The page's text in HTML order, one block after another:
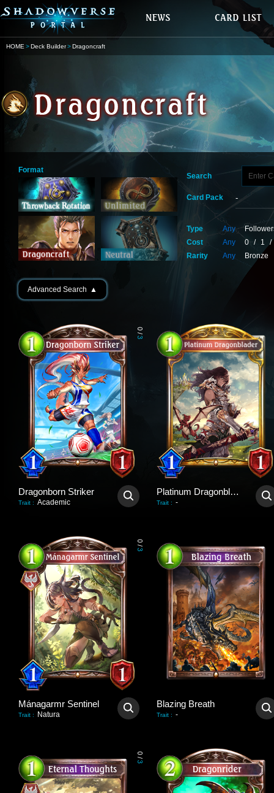
HOME Deck Builder Dragoncraft
Format
Search
Card Pack
Type Any
Cost
Any 0 / 1
/
Rarity
Any Bronze
Advanced Search ▲
0
/
3
Dragonborn Striker
Trait : Academic
Platinum Dragonblader
Trait : -
0
/
3
Mánagarmr Sentinel
Trait : Natura
Blazing Breath
Trait : -
0
/
3